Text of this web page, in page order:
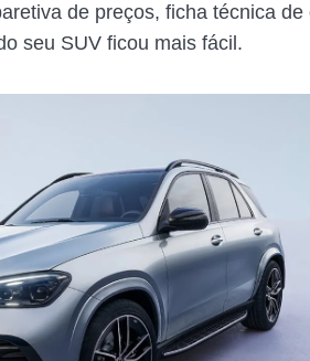
de preços, ficha técnica de
seu SUV ficou mais fácil.